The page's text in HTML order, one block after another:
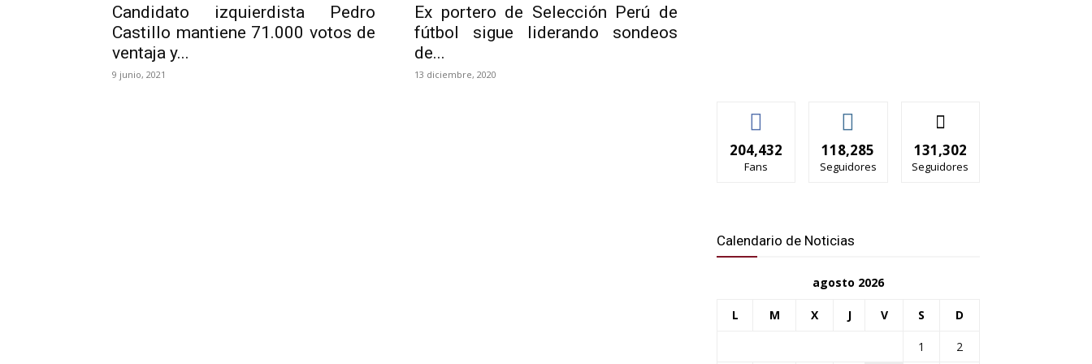
Candidato izquierdista Pedro
Castillo mantiene 71.000 votos de
ventaja y...
9 junio, 2021
Ex portero de Selección Perú de
fútbol sigue liderando sondeos
de...
13 diciembre, 2020
204,432
Fans
118,285
Seguidores
131,302
Seguidores
Calendario de Noticias
agosto 2026
L M X J V S D
1 2